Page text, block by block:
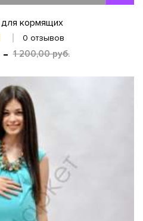
кормящих
0 отзывов
1 200,00 руб.